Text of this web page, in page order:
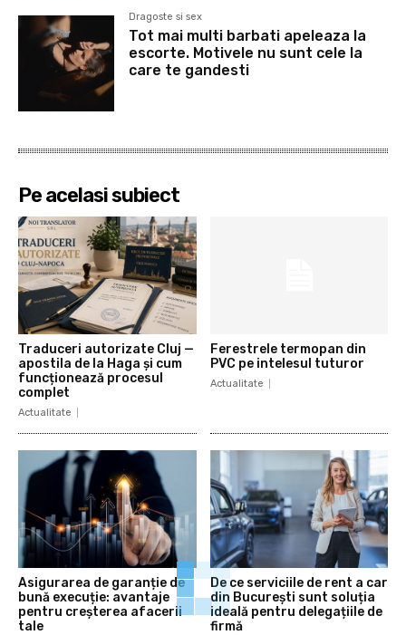
Dragoste si sex
Tot mai multi barbati apeleaza la
escorte. Motivele nu sunt cele la
care te gandesti
Pe acelasi subiect
Traduceri autorizate Cluj —
apostila de la Haga și cum
funcționează procesul
complet
Actualitate
Ferestrele termopan din
PVC pe intelesul tuturor
Actualitate
Asigurarea de garanție de
bună execuție: avantaje
pentru creșterea afacerii
tale
De ce serviciile de rent a car
din București sunt soluția
ideală pentru delegațiile de
firmă